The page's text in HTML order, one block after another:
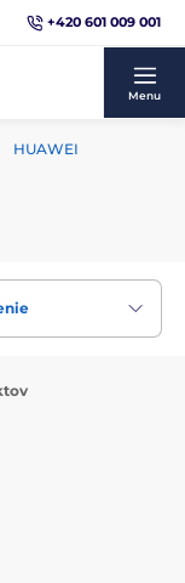
+420 601 009 001
Menu
HUAWEI